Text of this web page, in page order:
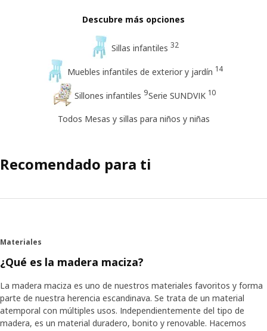
Descubre más opciones
Sillas infantiles 32
Muebles infantiles de exterior y jardín 14
Sillones infantiles 9Serie SUNDVIK 10
Todos Mesas y sillas para niños y niñas
Recomendado para ti
Materiales
¿Qué es la madera maciza?
La madera maciza es uno de nuestros materiales favoritos y forma
parte de nuestra herencia escandinava. Se trata de un material
atemporal con múltiples usos. Independientemente del tipo de
madera, es un material duradero, bonito y renovable. Hacemos